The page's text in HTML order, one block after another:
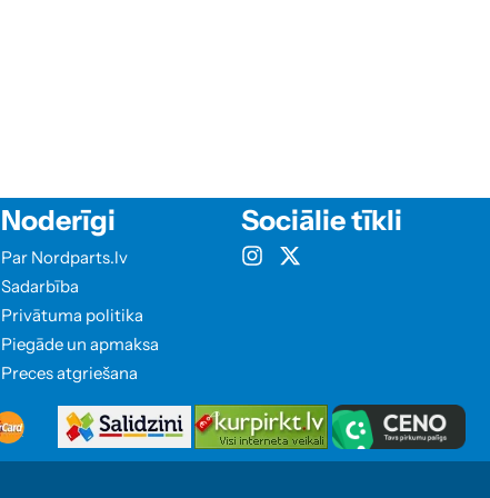
Noderīgi
Par Nordparts.lv
Sadarbība
Privātuma politika
Piegāde un apmaksa
Preces atgriešana
Sociālie tīkli